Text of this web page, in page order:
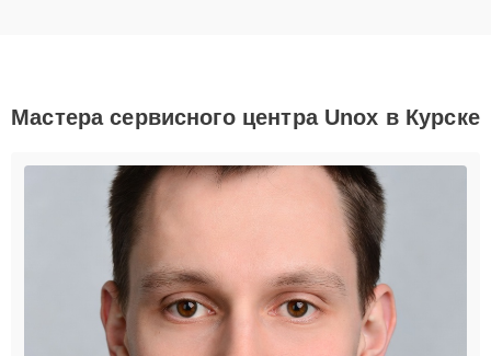
Мастера сервисного центра Unox в Курске